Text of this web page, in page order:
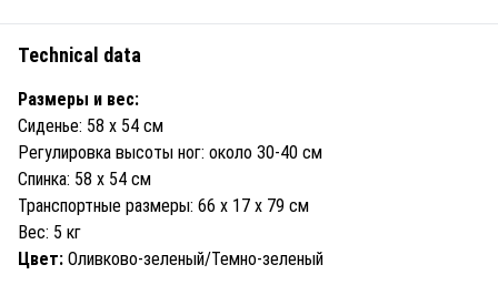
Technical data
Размеры и вес:
Сиденье: 58 x 54 см
Регулировка высоты ног: около 30-40 см
Спинка: 58 x 54 см
Транспортные размеры: 66 x 17 x 79 см
Вес: 5 кг
Цвет: Оливково-зеленый/Темно-зеленый